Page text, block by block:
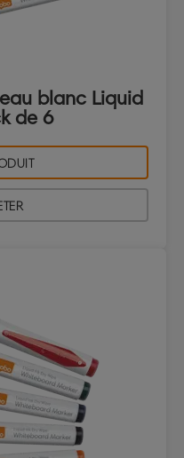
blanc Liquid
de 6